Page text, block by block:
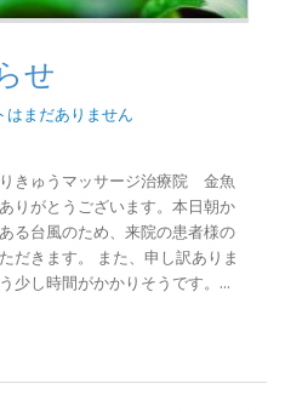
せ
はまだありません
きゅうマッサージ治療院 金魚
りがとうございます。本日朝か
る台風のため、来院の患者様の
だきます。 また、申し訳ありま
少し時間がかかりそうです。...